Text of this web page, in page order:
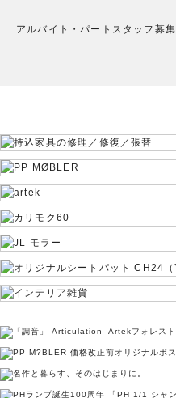
アルバイト・パートスタッフ募集